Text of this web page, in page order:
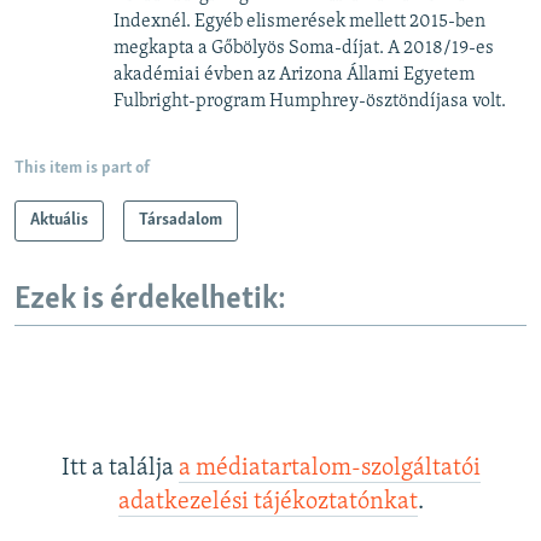
Indexnél. Egyéb elismerések mellett 2015-ben
megkapta a Gőbölyös Soma-díjat. A 2018/19-es
akadémiai évben az Arizona Állami Egyetem
Fulbright-program Humphrey-ösztöndíjasa volt.
This item is part of
Aktuális Társadalom
Ezek is érdekelhetik:
Itt a találja a médiatartalom-szolgáltatói
adatkezelési tájékoztatónkat.